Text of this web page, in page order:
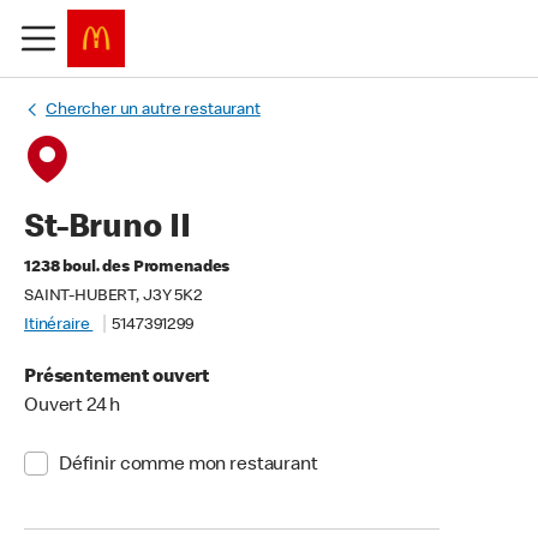
Chercher un autre restaurant
St-Bruno II
1238 boul. des Promenades
SAINT-HUBERT, J3Y 5K2
Itinéraire
5147391299
Présentement ouvert
Ouvert 24 h
Définir comme mon restaurant